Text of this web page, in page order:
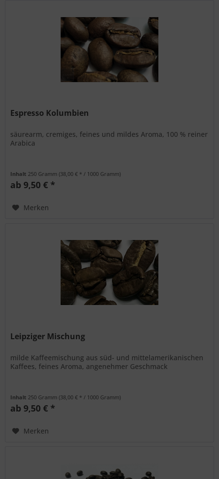
Espresso Kolumbien
säurearm, cremiges, feines und mildes Aroma, 100 % reiner
Arabica
Inhalt 250 Gramm(38,00 € * / 1000 Gramm)
ab 9,50 € *
Merken
Leipziger Mischung
milde Kaffeemischung aus süd- und mittelamerikanischen
Kaffees, feines Aroma, angenehmer Geschmack
Inhalt 250 Gramm(38,00 € * / 1000 Gramm)
ab 9,50 € *
Merken